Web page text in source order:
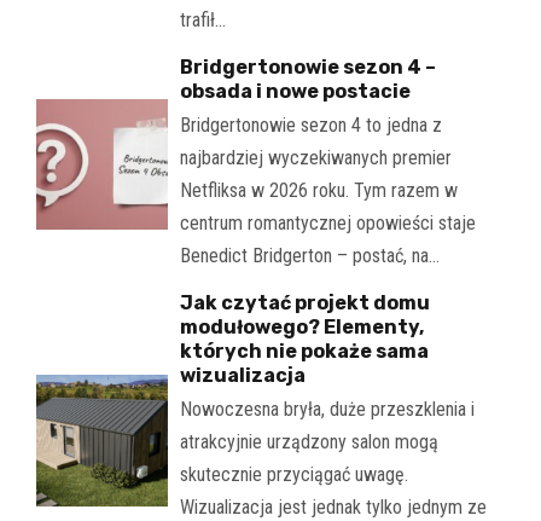
trafił…
Bridgertonowie sezon 4 –
obsada i nowe postacie
Bridgertonowie sezon 4 to jedna z
najbardziej wyczekiwanych premier
Netfliksa w 2026 roku. Tym razem w
centrum romantycznej opowieści staje
Benedict Bridgerton – postać, na…
Jak czytać projekt domu
modułowego? Elementy,
których nie pokaże sama
wizualizacja
Nowoczesna bryła, duże przeszklenia i
atrakcyjnie urządzony salon mogą
skutecznie przyciągać uwagę.
Wizualizacja jest jednak tylko jednym ze